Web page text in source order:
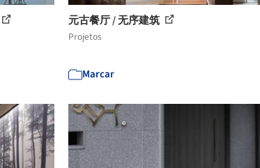
元古餐厅 / 无序建筑
Projetos
Marcar